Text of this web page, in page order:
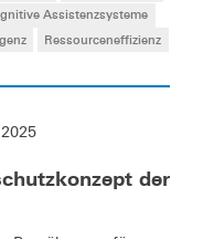
Assistenzsysteme
Ressourceneffizienz
der